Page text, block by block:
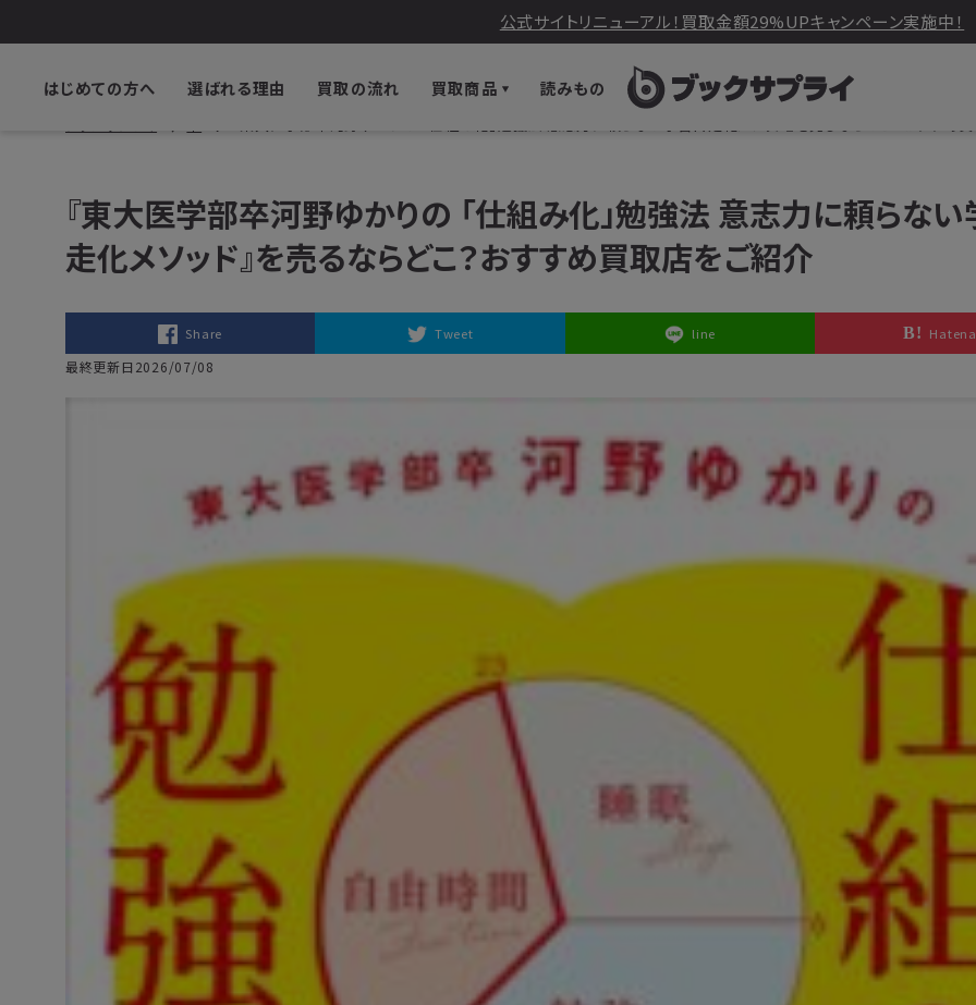
公式サイトリニューアル！買取金額29%UPキャンペーン実施中！
はじめての方へ 選ばれる理由 買取の流れ 買取商品 読みもの
『東大医学部卒河野ゆかりの 「仕組み化」勉強法 意志力に頼らな
走化メソッド』を売るならどこ？おすすめ買取店をご紹介
Share Tweet line Hatena
最終更新日2026/07/08